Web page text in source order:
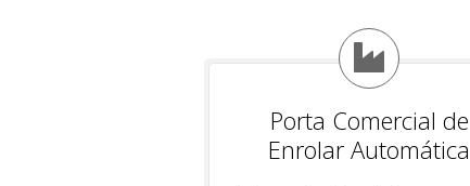
Porta Comercial de
Enrolar Automática